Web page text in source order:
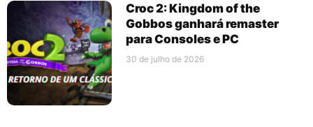
Croc 2: Kingdom of the
Gobbos ganhará remaster
para Consoles e PC
30 de julho de 2026